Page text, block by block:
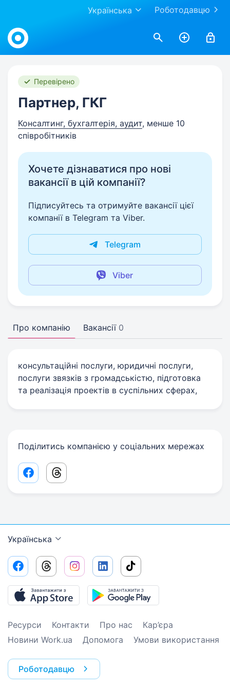
Роботодавцю
Українська
Work.ua
Перевірено
Партнер, ГКГ
Консалтинг, бухгалтерія, аудит, менше 10
співробітників
Хочете дізнаватися про нові
вакансії в цій компанії?
Підписуйтесь та отримуйте вакансії цієї
компанії в Telegram та Viber.
Telegram
Viber
Про компанію Вакансії 0
консультаційні послуги, юридичні послуги,
послуги звязків з громадськістю, підготовка
та реалізація проектів в суспільних сферах,
Поділитись компанією у соціальних мережах
Facebook share link
Threads share link
Українська
Ресурси Контакти Про нас
Кар’єра
Новини Work.ua
Допомога Умови використання
Роботодавцю